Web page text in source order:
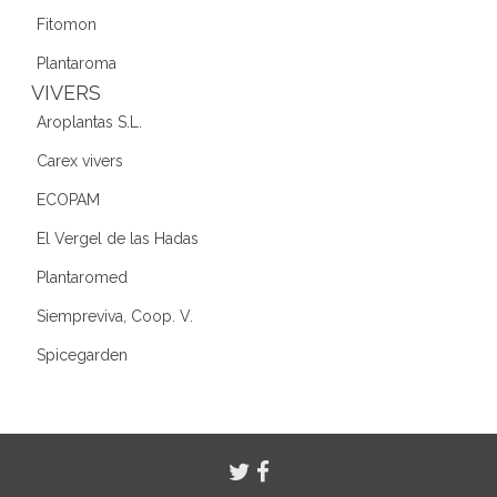
Fitomon
Plantaroma
VIVERS
Aroplantas S.L.
Carex vivers
ECOPAM
El Vergel de las Hadas
Plantaromed
Siempreviva, Coop. V.
Spicegarden